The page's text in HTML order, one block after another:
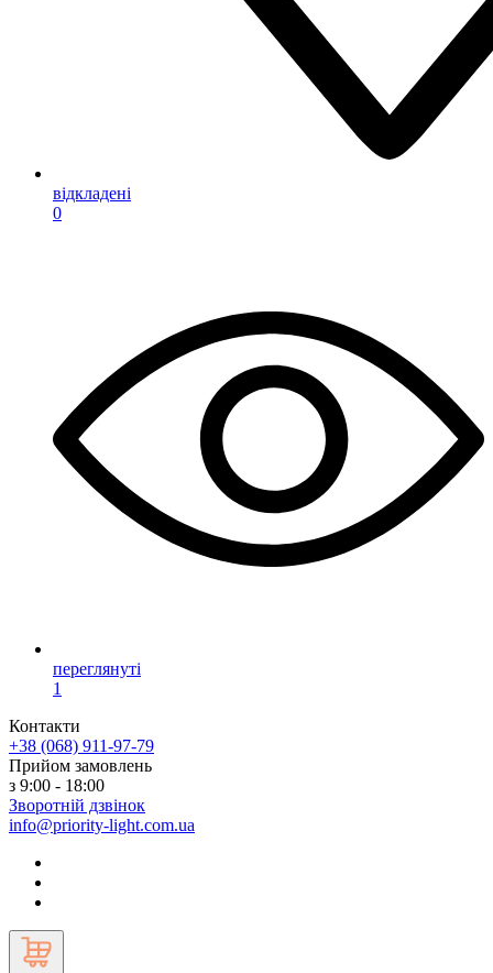
відкладені
0
переглянуті
1
Контакти
+38 (068) 911-97-79
Прийом замовлень
з 9:00 - 18:00
Зворотній дзвінок
info@priority-light.com.ua